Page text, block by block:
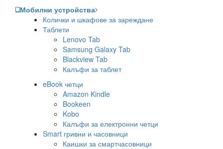
Мобилни устройства
Колички и шкафове за зареждане
Таблети
Lenovo Tab
Samsung Galaxy Tab
Blackview Tab
Калъфи за таблет
eBook четци
Amazon Kindle
Bookeen
Kobo
Калъфи за електронни четци
Smart гривни и часовници
Каишки за смартчасовници